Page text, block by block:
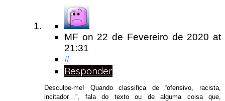
MF on 22 de Fevereiro de 2020at
21:31
#
Responder
Desculpe-me! Quando classifica de “ofensivo, racista,
incitador…”, fala do texto ou de alguma coisa que,